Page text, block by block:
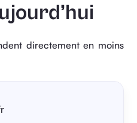
directement en moins